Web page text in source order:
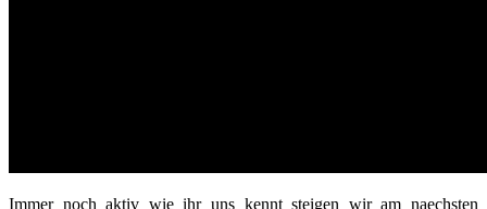
Immer noch aktiv wie ihr uns kennt steigen wir am naechsten